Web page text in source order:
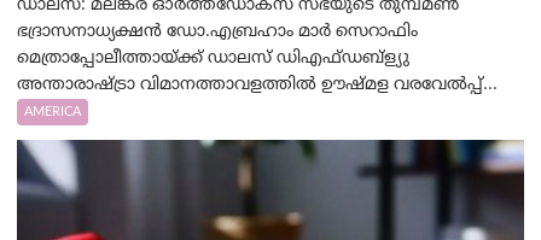
ഡാലസ്: മലങ്കര ഓർത്തഡോക്സ് സഭയുടെ തുമ്പമൺ
ഭദ്രാസനാധ്യക്ഷൻ ഡോ.എബ്രഹാം മാർ സെറാഫിം
മെത്രാപ്പോലീത്തായ്ക്ക് ഡാലസ് ഡിഎഫ്ഡബ്ള്യു
അന്താരാഷ്ട്രാ വിമാനത്താവളത്തിൽ ഊഷ്മള വരവേൽപ്പ്...
AMERICA